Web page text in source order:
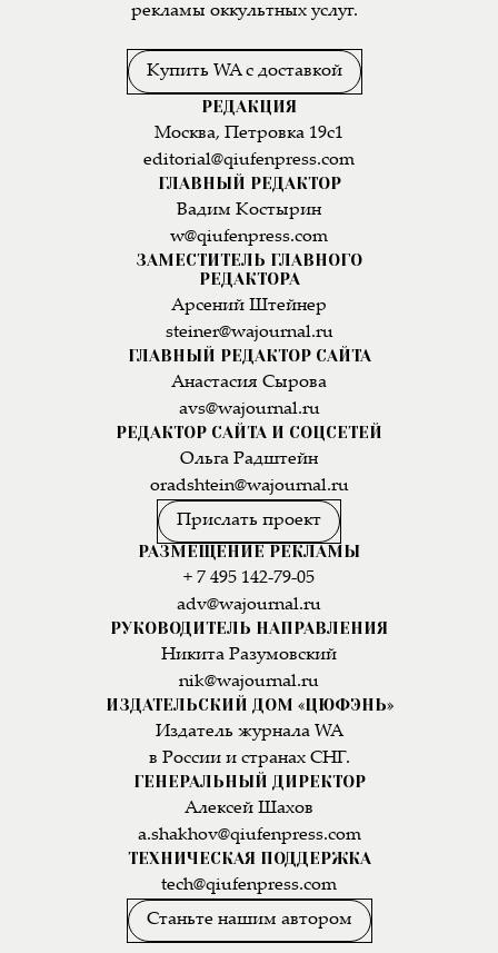
рекламы оккультных услуг.
Купить WA с доставкой
РЕДАКЦИЯ
Москва, Петровка 19с1
editorial@qiufenpress.com
ГЛАВНЫЙ РЕДАКТОР
Вадим Костырин
w@qiufenpress.com
ЗАМЕСТИТЕЛЬ ГЛАВНОГО
РЕДАКТОРА
Арсений Штейнер
steiner@wajournal.ru
ГЛАВНЫЙ РЕДАКТОР САЙТА
Анастасия Сырова
avs@wajournal.ru
РЕДАКТОР САЙТА И СОЦСЕТЕЙ
Ольга Радштейн
oradshtein@wajournal.ru
Прислать проект
РАЗМЕЩЕНИЕ РЕКЛАМЫ
+ 7 495 142-79-05
adv@wajournal.ru
РУКОВОДИТЕЛЬ НАПРАВЛЕНИЯ
Никита Разумовский
nik@wajournal.ru
ИЗДАТЕЛЬСКИЙ ДОМ «ЦЮФЭНЬ»
Издатель журнала WA
в России и странах СНГ.
ГЕНЕРАЛЬНЫЙ ДИРЕКТОР
Алексей Шахов
a.shakhov@qiufenpress.com
ТЕХНИЧЕСКАЯ ПОДДЕРЖКА
tech@qiufenpress.com
Станьте нашим автором